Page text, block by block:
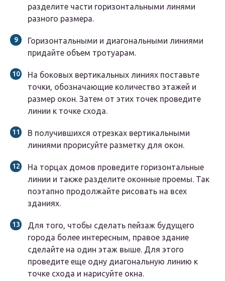
разделите части горизонтальными линями
разного размера.
Горизонтальными и диагональными линиями
придайте объем тротуарам.
На боковых вертикальных линиях поставьте
точки, обозначающие количество этажей и
размер окон. Затем от этих точек проведите
линии к точке схода.
В получившихся отрезках вертикальными
линиями прорисуйте разметку для окон.
На торцах домов проведите горизонтальные
линии и также разделите оконные проемы. Так
поэтапно продолжайте рисовать на всех
зданиях.
Для того, чтобы сделать пейзаж будущего
города более интересным, правое здание
сделайте на один этаж выше. Для этого
проведите еще одну диагональную линию к
точке схода и нарисуйте окна.